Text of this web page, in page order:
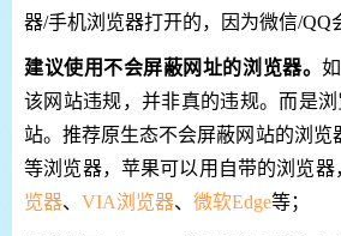
器/手机浏览器打开的，因为微信/QQ
建议使用不会屏蔽网址的浏览器。
该网站违规，并非真的违规。而是
站。推荐原生态不会屏蔽网站的浏览
等浏览器，苹果可以用自带的浏览器
览器、 VIA浏览器、 微软Edge等；